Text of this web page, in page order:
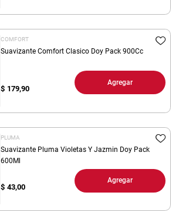
COMFORT
Suavizante Comfort Clasico Doy Pack 900Cc
$ 179,90
Agregar
PLUMA
Suavizante Pluma Violetas Y Jazmin Doy Pack
600Ml
$ 43,00
Agregar